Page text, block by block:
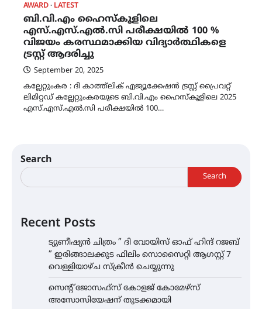
AWARD LATEST
ബി.വി.എം ഹൈസ്കൂളിലെ
എസ്.എസ്.എൽ.സി പരീക്ഷയിൽ 100 %
വിജയം കരസ്ഥമാക്കിയ വിദ്യാർത്ഥികളെ
ട്രസ്റ്റ് ആദരിച്ചു
September 20, 2025
കല്ലേറ്റുംകര : ദി കാത്ത്ലിക് എജ്യൂക്കേഷൻ ട്രസ്റ്റ് പ്രൈവറ്റ്
ലിമിറ്റഡ് കല്ലേറ്റുംകരയുടെ ബി.വി.എം ഹൈസ്കൂളിലെ 2025
എസ്.എസ്.എൽ.സി പരീക്ഷയിൽ 100…
Search
Search
Recent Posts
ട്യുണീഷ്യൻ ചിത്രം ” ദി വോയിസ് ഓഫ് ഹിന്ദ് റജബ്
” ഇരിങ്ങാലക്കുട ഫിലിം സൊസൈറ്റി ആഗസ്റ്റ് 7
വെള്ളിയാഴ്ച സ്‌ക്രീൻ ചെയ്യുന്നു
സെന്റ് ജോസഫ്സ് കോളജ് കോമേഴ്‌സ്
അസോസിയേഷന് തുടക്കമായി